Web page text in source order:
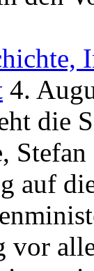
4.
die
auf
vor